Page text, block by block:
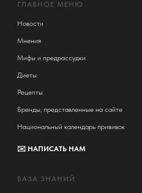
ГЛАВНОЕ МЕНЮ
Новости
Мнения
Мифы и предрассудки
Диеты
Рецепты
Бренды, представленные на сайте
Национальный календарь прививок
✉️ НАПИСАТЬ НАМ
БАЗА ЗНАНИЙ